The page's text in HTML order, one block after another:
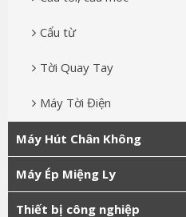
Cẩu từ
Tời Quay Tay
Máy Tời Điện
Máy Hút Chân Không
Máy Ép Miệng Ly
Thiết bị công nghiệp